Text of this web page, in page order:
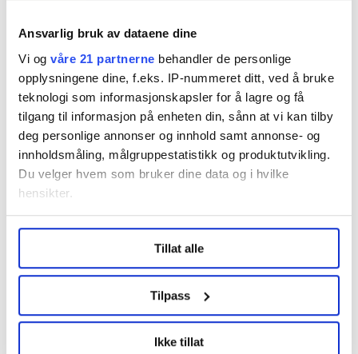
Ansvarlig bruk av dataene dine
Vi og våre 21 partnerne behandler de personlige
opplysningene dine, f.eks. IP-nummeret ditt, ved å bruke
teknologi som informasjonskapsler for å lagre og få
tilgang til informasjon på enheten din, sånn at vi kan tilby
deg personlige annonser og innhold samt annonse- og
innholdsmåling, målgruppestatistikk og produktutvikling.
Du velger hvem som bruker dine data og i hvilke
hensikter.
Undermer infokan du lese om hvordan dine personlige
data behandles og hvordan du kan velge hvordan de skal
brukes. Du kan hele tiden endre eller trekke tilbake ditt
samtykke fra erklæringen om informasjonskapsler.
LO Medias publikasjoner frifagbevegelse.no, hk-nytt.no
og fontene.no bruker informasjonskapsler (cookies) for å
Tillat alle
Tilpass
Ikke tillat
Magne Glimdal fikk nok av Arbeiderpartiets vingling for et år
siden.
Sissel M. Rasmussen
– Det er flott om tillitsvalgte samler seg og forsøker
der de har mulighet til innflytelse, men vi diskuterer
dette ofte her på kontoret, og konklusjonen er at
Arbeiderpartiet snart ikke er noe parti for arbeidsfolk,
for det er jo ikke arbeidsfolk igjen der.